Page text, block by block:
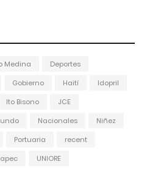
Medina
Deportes
Gobierno Haití
Idopril
Ito Bisono
JCE
Nacionales
Niñez
Portuaria
recent
UNIORE